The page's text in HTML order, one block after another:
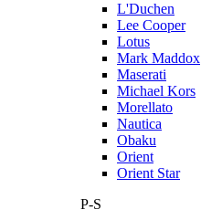
L'Duchen
Lee Cooper
Lotus
Mark Maddox
Maserati
Michael Kors
Morellato
Nautica
Obaku
Orient
Orient Star
P-S